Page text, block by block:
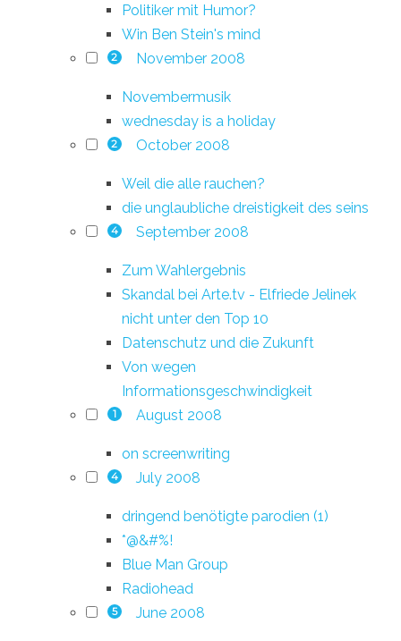
Politiker mit Humor?
Win Ben Stein's mind
2 November 2008
Novembermusik
wednesday is a holiday
2 October 2008
Weil die alle rauchen?
die unglaubliche dreistigkeit des seins
4 September 2008
Zum Wahlergebnis
Skandal bei Arte.tv - Elfriede Jelinek
nicht unter den Top 10
Datenschutz und die Zukunft
Von wegen
Informationsgeschwindigkeit
1 August 2008
on screenwriting
4 July 2008
dringend benötigte parodien (1)
*@&#%!
Blue Man Group
Radiohead
5 June 2008